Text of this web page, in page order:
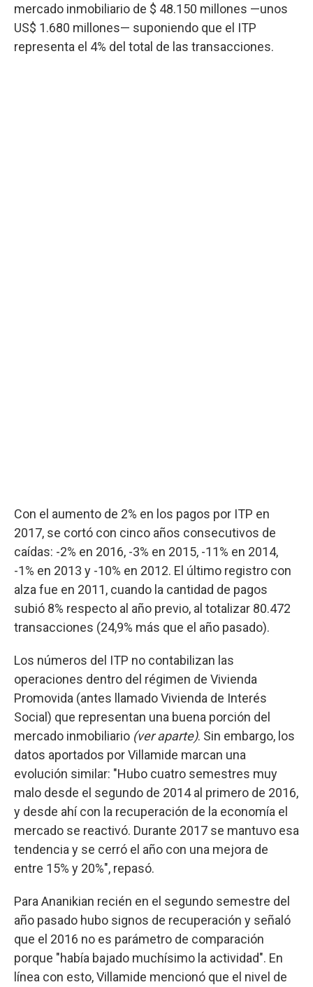
mercado inmobiliario de $ 48.150 millones —unos
US$ 1.680 millones— suponiendo que el ITP
representa el 4% del total de las transacciones.
Con el aumento de 2% en los pagos por ITP en
2017, se cortó con cinco años consecutivos de
caídas: -2% en 2016, -3% en 2015, -11% en 2014,
-1% en 2013 y -10% en 2012. El último registro con
alza fue en 2011, cuando la cantidad de pagos
subió 8% respecto al año previo, al totalizar 80.472
transacciones (24,9% más que el año pasado).
Los números del ITP no contabilizan las
operaciones dentro del régimen de Vivienda
Promovida (antes llamado Vivienda de Interés
Social) que representan una buena porción del
mercado inmobiliario (ver aparte). Sin embargo, los
datos aportados por Villamide marcan una
evolución similar: "Hubo cuatro semestres muy
malo desde el segundo de 2014 al primero de 2016,
y desde ahí con la recuperación de la economía el
mercado se reactivó. Durante 2017 se mantuvo esa
tendencia y se cerró el año con una mejora de
entre 15% y 20%", repasó.
Para Ananikian recién en el segundo semestre del
año pasado hubo signos de recuperación y señaló
que el 2016 no es parámetro de comparación
porque "había bajado muchísimo la actividad". En
línea con esto, Villamide mencionó que el nivel de